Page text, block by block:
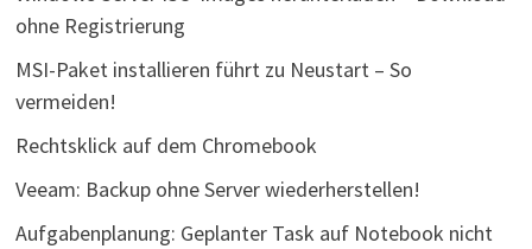
ohne Registrierung
MSI-Paket installieren führt zu Neustart – So
vermeiden!
Rechtsklick auf dem Chromebook
Veeam: Backup ohne Server wiederherstellen!
Aufgabenplanung: Geplanter Task auf Notebook nicht